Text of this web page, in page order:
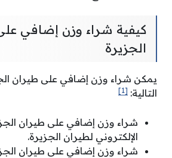
كيفية شراء وزن إضافي
الجزيرة
يمكن شراء وزن إضافي على طيران
التالية: [1]
شراء وزن إضافي على طيران
الإلكتروني لطيران الجزيرة.
شراء وزن إضافي على طيران